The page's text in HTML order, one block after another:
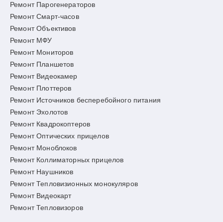
Ремонт Парогенераторов
Ремонт Смарт-часов
Ремонт Объективов
Ремонт МФУ
Ремонт Мониторов
Ремонт Планшетов
Ремонт Видеокамер
Ремонт Плоттеров
Ремонт Источников бесперебойного питания
Ремонт Эхолотов
Ремонт Квадрокоптеров
Ремонт Оптических прицелов
Ремонт Моноблоков
Ремонт Коллиматорных прицелов
Ремонт Наушников
Ремонт Тепловизионных монокуляров
Ремонт Видеокарт
Ремонт Тепловизоров